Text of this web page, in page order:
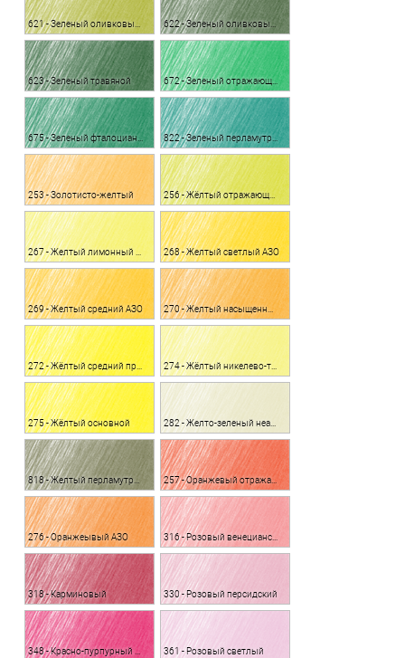
621 - Зеленый оливковый светлый 622 - Зеленый оливковый насыщенный
623 - Зеленый травяной 672 - Зеленый отражающий
675 - Зеленый фталоцианин 822 - Зеленый перламутровый
253 - Золотисто-желтый 256 - Жёлтый отражающий
267 - Желтый лимонный АЗО 268 - Желтый светлый АЗО
269 - Желтый средний АЗО 270 - Желтый насыщенный АЗО
272 - Жёлтый средний прозрачный 274 - Жёлтый никелево-титановый
275 - Жёлтый основной 282 - Желто-зеленый неаполитанский
818 - Желтый перламутровый 257 - Оранжевый отражающий
276 - Оранжеывый АЗО 316 - Розовый венецианский
318 - Карминовый 330 - Розовый персидский
348 - Красно-пурпурный устойчивый 361 - Розовый светлый